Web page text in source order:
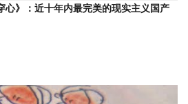
心》：近十年内最完美的现实主义国产